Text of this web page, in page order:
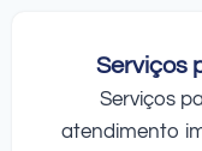
Serviços
Serviços
atendimento